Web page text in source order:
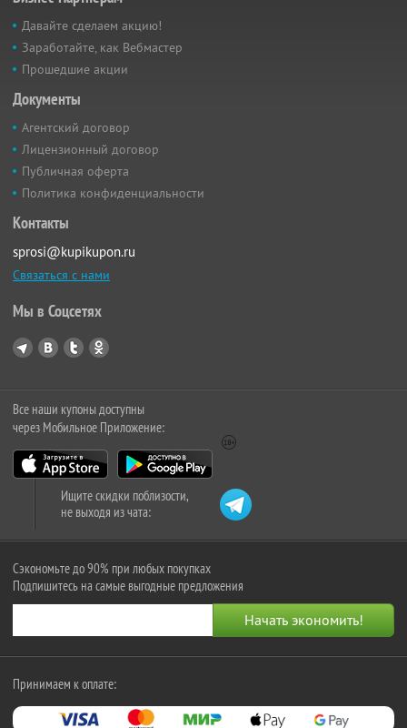
Давайте сделаем акцию!
Заработайте, как Вебмастер
Прошедшие акции
Документы
Агентский договор
Лицензионный договор
Публичная оферта
Политика конфиденциальности
Контакты
sprosi@kupikupon.ru
Связаться с нами
Мы в Соцсетях
Все наши купоны доступны
через Мобильное Приложение:
Ищите скидки поблизости,
не выходя из чата:
Сэкономьте до 90% при любых покупках
Подпишитесь на самые выгодные предложения
Принимаем к оплате: